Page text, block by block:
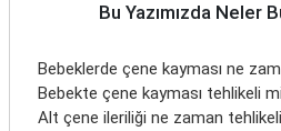
Bu Yazımızda Neler
Bebeklerde çene kayması ne
Bebekte çene kayması tehlikeli
Alt çene ileriliği ne zaman